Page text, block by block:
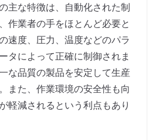
主な特徴は、自動化された制
作業者の手をほとんど必要と
速度、圧力、温度などのパラ
タによって正確に制御されま
な品質の製品を安定して生産
また、作業環境の安全性も向
軽減されるという利点もあり